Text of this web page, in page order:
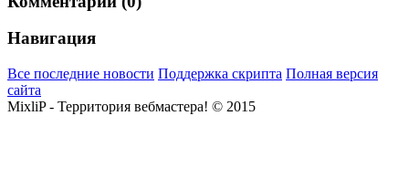
Навигация
Все последние новости Поддержка скрипта Полная версия
сайта
MixliP - Территория вебмастера! © 2015